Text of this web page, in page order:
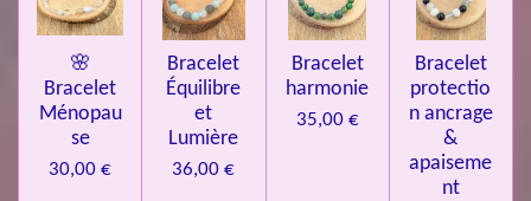
🌸
Bracelet
Ménopau
se
30,00 €
Bracelet
Équilibre
et
Lumière
36,00 €
Bracelet
harmonie
35,00 €
Bracelet
protectio
n ancrage
&
apaiseme
nt